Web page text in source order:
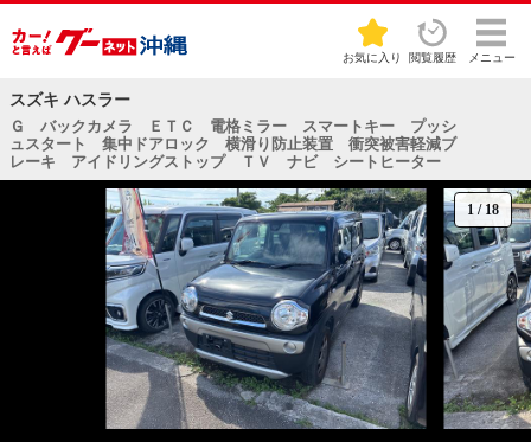
お気に入り 閲覧履歴 メニュー
スズキ ハスラー
Ｇ バックカメラ ＥＴＣ 電格ミラー スマートキー プッシ
ュスタート 集中ドアロック 横滑り防止装置 衝突被害軽減ブ
レーキ アイドリングストップ ＴＶ ナビ シートヒーター
1 / 18